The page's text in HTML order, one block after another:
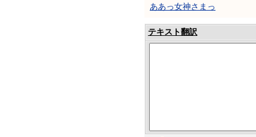
ああっ女神さまっ
テキスト翻訳